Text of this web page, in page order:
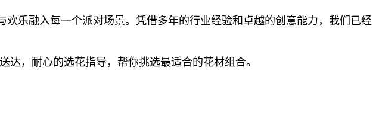
乐融入每一个派对场景。凭借多年的行业经验和卓越的创意能力，我们已经
，耐心的选花指导，帮你挑选最适合的花材组合。